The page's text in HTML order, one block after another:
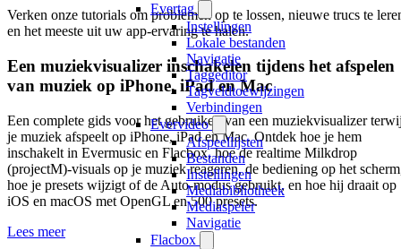
Evertag
Instellingen
Lokale bestanden
Navigatie
Taggeditor
Tagveldtoewijzingen
Verbindingen
Evervideo
Afspeellijsten
Bestanden
Instellingen
Mediabibliotheek
Mediaspeler
Navigatie
Flacbox
Verken onze tutorials om problemen op te lossen, nieuwe trucs te
en het meeste uit uw app-ervaring te halen.
Een muziekvisualizer inschakelen tijdens het afspelen
van muziek op iPhone, iPad en Mac
Een complete gids voor het gebruiken van een muziekvisualizer
je muziek afspeelt op iPhone, iPad en Mac. Ontdek hoe je hem
inschakelt in Evermusic en Flacbox, hoe de realtime Milkdrop
(projectM)-visuals op je muziek reageren, de bediening op het
hoe je presets wijzigt of de Auto-modus gebruikt, en hoe hij draait op
iOS en macOS met OpenGL en 500 presets.
Lees meer